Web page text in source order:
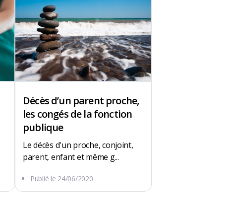
Décès d’un parent proche,
les congés de la fonction
publique
Le décès d'un proche, conjoint,
parent, enfant et même g...
Publié le 24/06/2020